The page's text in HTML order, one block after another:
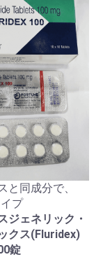
と同成分で、
プ
ジェネリック・
クス(Fluridex)
錠